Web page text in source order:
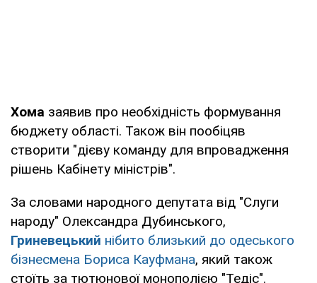
Хома заявив про необхідність формування
бюджету області. Також він пообіцяв
створити "дієву команду для впровадження
рішень Кабінету міністрів".
За словами народного депутата від "Слуги
народу" Олександра Дубинського,
Гриневецький нібито близький до одеського
бізнесмена Бориса Кауфмана, який також
стоїть за тютюнової монополією "Тедіс".